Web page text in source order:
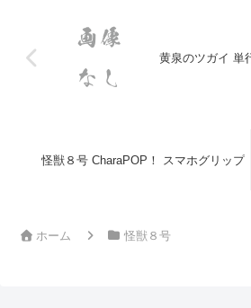
黄泉のツガイ 単
怪獣８号 CharaPOP！ スマホグリップ
ホーム 怪獣８号